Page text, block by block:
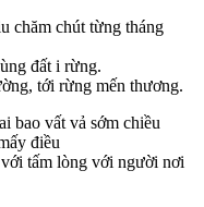
chăm chút từng tháng
đất i rừng.
tới rừng mến thương.
bao vất vả sớm chiều
điều
tấm lòng với người nơi